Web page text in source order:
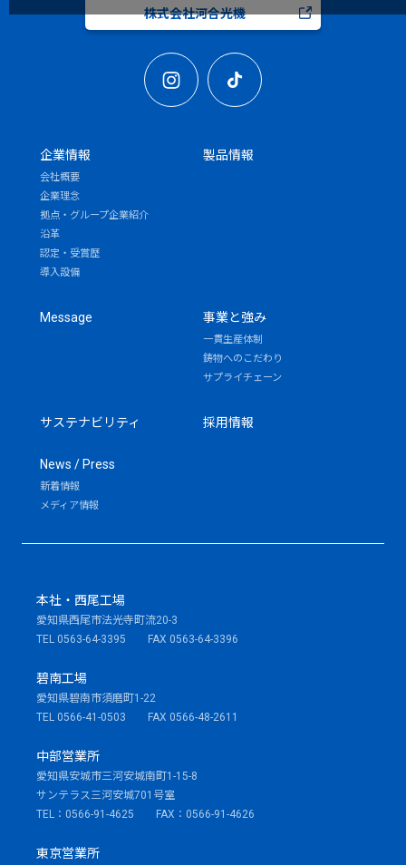
株式会社河合光機
企業情報
会社概要
企業理念
拠点・グループ企業紹介
沿革
認定・受賞歴
導入設備
製品情報
Message 事業と強み
一貫生産体制
鋳物へのこだわり
サプライチェーン
サステナビリティ 採用情報
News / Press
新着情報
メディア情報
本社・西尾工場
愛知県西尾市法光寺町流20-3
TEL 0563-64-3395 FAX 0563-64-3396
碧南工場
愛知県碧南市須磨町1-22
TEL 0566-41-0503 FAX 0566-48-2611
中部営業所
愛知県安城市三河安城南町1-15-8
サンテラス三河安城701号室
TEL：0566-91-4625 FAX：0566-91-4626
東京営業所